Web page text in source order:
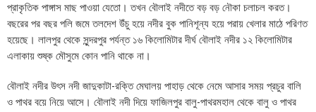
প্রাকৃতিক পাঙ্গাস মাছ পাওয়া যেতো। তখন বৌলাই নদীতে বড় বড় নৌকা চলাচল করত।
বছরের পর বছর পলি জমে তলদেশ উঁচু হয়ে নদীর বুক পানিশূন্য হয়ে পরায় খেলার মাঠে পরিণত
হয়েছে। লালপুর থেকে সুন্দরপুর পর্যন্ত ১৬ কিলোমিটার দীর্ঘ বৌলাই নদীর ১২ কিলোমিটার
এলাকায় শুষ্ক মৌসুমে কোন পানি থাকে না।
বৌলাই নদীর উৎস নদী জাদুকাটা-রক্তি মেঘালয় পাহাড় থেকে নেমে আসার সময় প্রচুর বালি
ও পাথর বয়ে নিয়ে আসে। বৌলাই নদী দিয়ে ফাজিলপুর বালু-পাথরমহাল থেকে বালু ও পাথর